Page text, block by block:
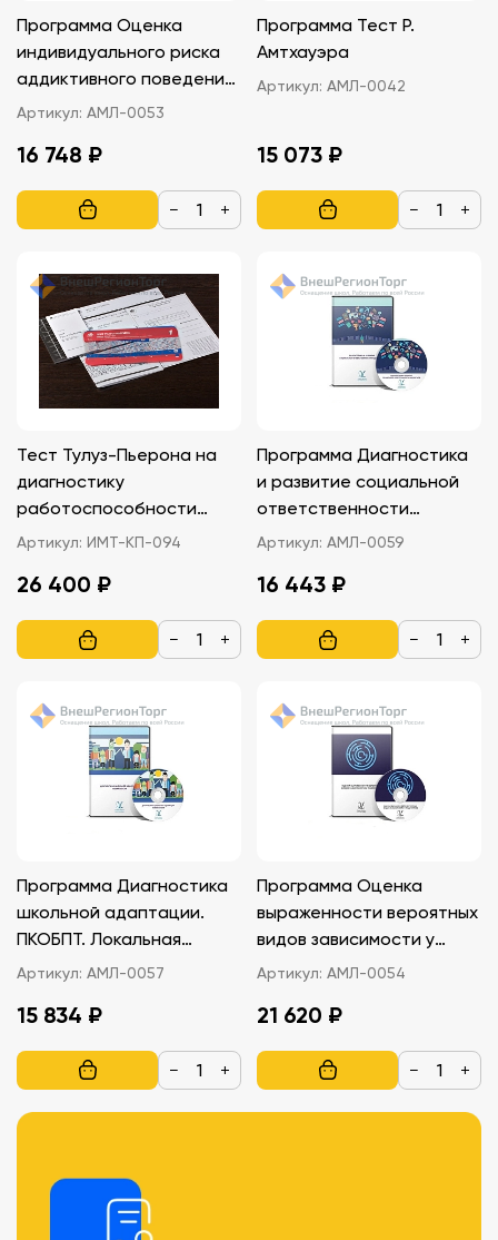
Программа Оценка
индивидуального риска
аддиктивного поведения
у подростков. Локальная
Артикул: АМЛ-0053
16 748 ₽
− +
Программа Тест Р.
Амтхауэра
Артикул: АМЛ-0042
15 073 ₽
− +
Тест Тулуз-Пьерона на
диагностику
работоспособности
(базовый)
Артикул: ИМТ-КП-094
26 400 ₽
− +
Программа Диагностика
и развитие социальной
ответственности
подростков. Локальная
Артикул: АМЛ-0059
16 443 ₽
− +
Программа Диагностика
школьной адаптации.
ПКОБПТ. Локальная
версия
Артикул: АМЛ-0057
15 834 ₽
− +
Программа Оценка
выраженности вероятных
видов зависимости у
подростков. Локальная
Артикул: АМЛ-0054
21 620 ₽
− +